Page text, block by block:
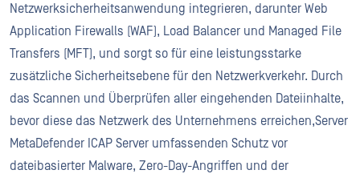
Netzwerksicherheitsanwendung integrieren, darunter Web
Application Firewalls (WAF), Load Balancer und Managed File
Transfers (MFT), und sorgt so für eine leistungsstarke
zusätzliche Sicherheitsebene für den Netzwerkverkehr. Durch
das Scannen und Überprüfen aller eingehenden Dateiinhalte,
bevor diese das Netzwerk des Unternehmens erreichen,Server
MetaDefender ICAP Server umfassenden Schutz vor
dateibasierter Malware, Zero-Day-Angriffen und der